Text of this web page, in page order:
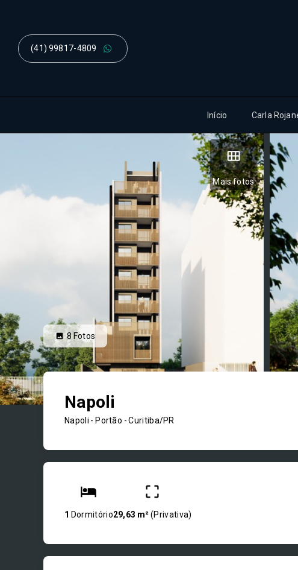
(41) 99817-4809
Início Carla
Mais fotos
8 Fotos
Napoli
Napoli - Portão - Curitiba/PR
1 Dormitório29,63 m²(Privativa)